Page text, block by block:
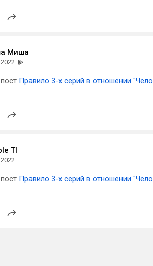
Миша
Правило 3-х серий в отношении
TI
Правило 3-х серий в отношении